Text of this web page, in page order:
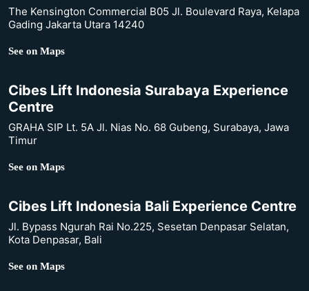
The Kensington Commercial B05 Jl. Boulevard Raya, Kelapa
Gading Jakarta Utara 14240
See on Maps
Cibes Lift Indonesia Surabaya Experience
Centre
GRAHA SIP Lt. 5A Jl. Nias No. 68 Gubeng, Surabaya, Jawa
Timur
See on Maps
Cibes Lift Indonesia Bali Experience Centre
Jl. Bypass Ngurah Rai No.225, Sesetan Denpasar Selatan,
Kota Denpasar, Bali
See on Maps